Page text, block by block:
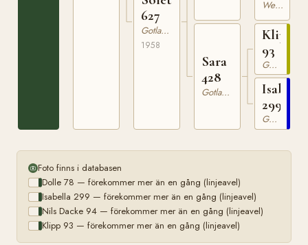
627
Gotlandsruss
1958
Sara
428
Gotlandsruss
Sais
1130
Welsh Mountain
Klipp
93
Gotlandsruss
Isabella
299
Gotlandsruss
Foto finns i databasen
Dolle 78 — förekommer mer än en gång (linjeavel)
Isabella 299 — förekommer mer än en gång (linjeavel)
Nils Dacke 94 — förekommer mer än en gång (linjeavel)
Klipp 93 — förekommer mer än en gång (linjeavel)